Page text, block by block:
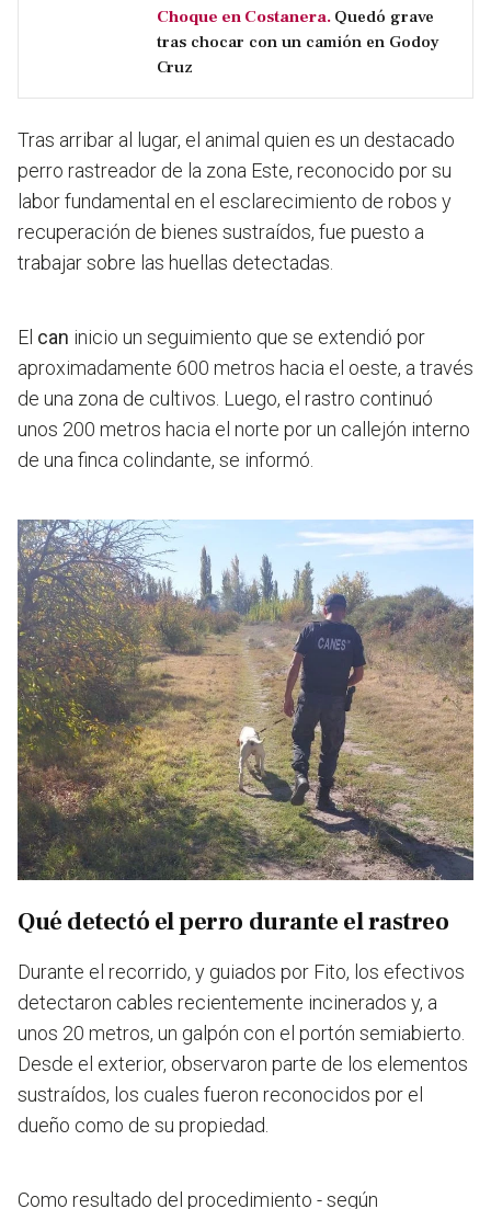
Choque en Costanera. Quedó grave
tras chocar con un camión en Godoy
Cruz
Tras arribar al lugar, el animal quien es un destacado
perro rastreador de la zona Este, reconocido por su
labor fundamental en el esclarecimiento de robos y
recuperación de bienes sustraídos, fue puesto a
trabajar sobre las huellas detectadas.
El can inicio un seguimiento que se extendió por
aproximadamente 600 metros hacia el oeste, a través
de una zona de cultivos. Luego, el rastro continuó
unos 200 metros hacia el norte por un callejón interno
de una finca colindante, se informó.
Qué detectó el perro durante el rastreo
Durante el recorrido, y guiados por Fito, los efectivos
detectaron cables recientemente incinerados y, a
unos 20 metros, un galpón con el portón semiabierto.
Desde el exterior, observaron parte de los elementos
sustraídos, los cuales fueron reconocidos por el
dueño como de su propiedad.
Como resultado del procedimiento - según